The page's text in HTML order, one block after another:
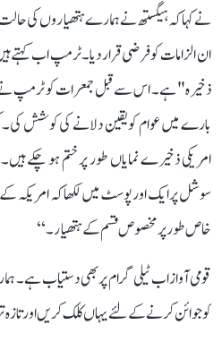
نے کہا کہ ہیگستھ نے ہمارے ہتھیاروں کی حالت
ان الزامات کو فرضی قرار دیا۔ٹرمپ اب کہتے
ذخیرہ" ہے۔ اس سے قبل جمعرات کو ٹرمپ
بارے میں عوام کو یقین دلانے کی کوشش کی۔
امریکی ذخیرے نمایاں طور پر ختم ہو چکے
سوشل پر ایک اور پوسٹ میں لکھا کہ امریکہ
خاص طور پر مخصوص قسم کے ہتھیار۔‘‘
قومی آواز اب ٹیلی گرام پر بھی دستیاب ہے۔
کو جوائن کرنے کے لئے یہاں کلک کریں اور